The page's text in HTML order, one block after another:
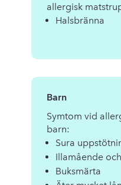
allergisk
Halsbränna
Barn
Symtom vid
barn:
Sura
Illamående
Buksmärta